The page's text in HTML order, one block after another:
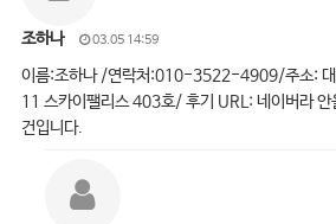
조하나 03.05 14:59
이름:조하나 /연락처:010-3522-4909/주소: 대
11 스카이팰리스 403호/ 후기 URL: 네이버라 안
건입니다.